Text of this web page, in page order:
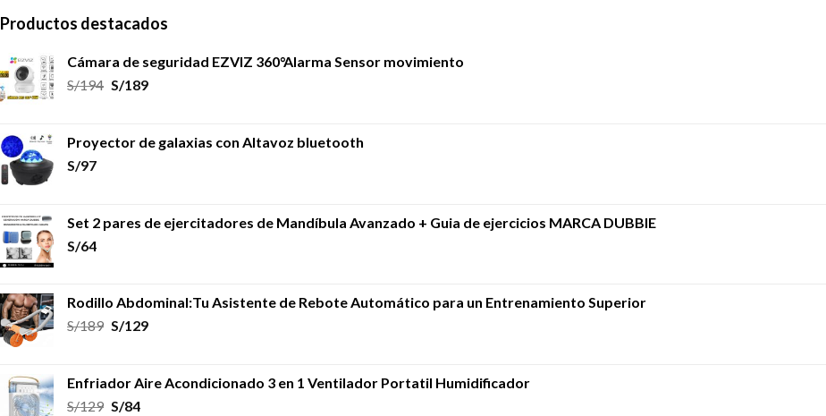
Productos destacados
Cámara de seguridad EZVIZ 360°Alarma Sensor movimiento
S/194 S/189
Proyector de galaxias con Altavoz bluetooth
S/97
Set 2 pares de ejercitadores de Mandíbula Avanzado + Guia de ejercicios MARCA DUBBIE
S/64
Rodillo Abdominal:Tu Asistente de Rebote Automático para un Entrenamiento Superior
S/189 S/129
Enfriador Aire Acondicionado 3 en 1 Ventilador Portatil Humidificador
S/129 S/84